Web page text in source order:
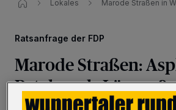
Lokales Marode Straßen in
Ratsanfrage der FDP
Marode Straßen:
Patcher als Lösung?